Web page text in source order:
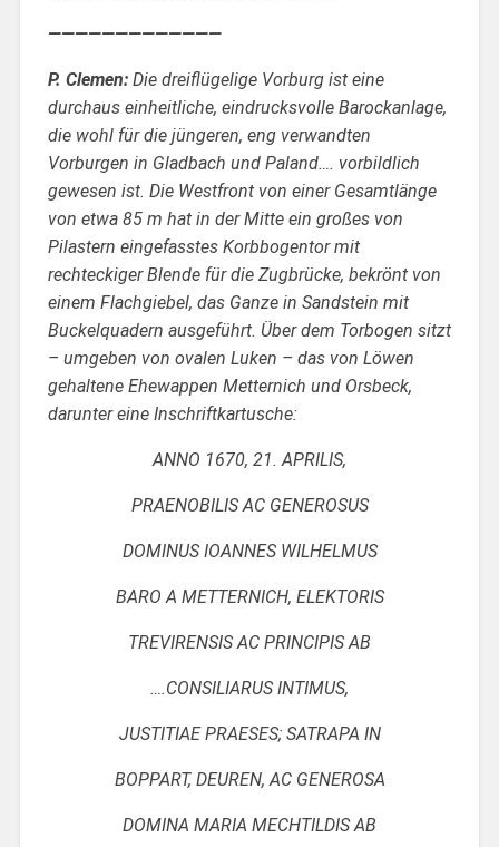
—————————————
P. Clemen:Die dreiflügelige Vorburg ist eine
durchaus einheitliche, eindrucksvolle Barockanlage,
die wohl für die jüngeren, eng verwandten
Vorburgen in Gladbach und Paland…. vorbildlich
gewesen ist. Die Westfront von einer Gesamtlänge
von etwa 85 m hat in der Mitte ein großes von
Pilastern eingefasstes Korbbogentor mit
rechteckiger Blende für die Zugbrücke, bekrönt von
einem Flachgiebel, das Ganze in Sandstein mit
Buckelquadern ausgeführt. Über dem Torbogen sitzt
– umgeben von ovalen Luken – das von Löwen
gehaltene Ehewappen Metternich und Orsbeck,
darunter eine Inschriftkartusche:
ANNO 1670, 21. APRILIS,
PRAENOBILIS AC GENEROSUS
DOMINUS IOANNES WILHELMUS
BARO A METTERNICH, ELEKTORIS
TREVIRENSIS AC PRINCIPIS AB
….CONSILIARUS INTIMUS,
JUSTITIAE PRAESES; SATRAPA IN
BOPPART, DEUREN, AC GENEROSA
DOMINA MARIA MECHTILDIS AB